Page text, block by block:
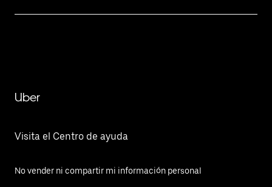
Uber
Visita el Centro de ayuda
No vender ni compartir mi información personal